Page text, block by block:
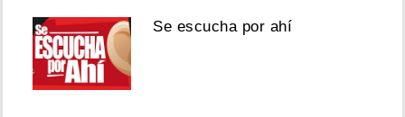
Se escucha por ahí